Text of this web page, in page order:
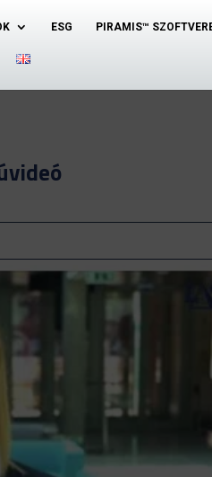
ESG PIRAMIS™